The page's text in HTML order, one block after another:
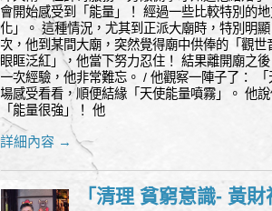
會開始感受到「能量」！ 經過一些比較特別的
化」。 這種情況，尤其到正派大廟時，特別明
次，他到某間大廟，突然覺得廟中供俸的「觀
眼眶泛紅」，他當下努力忍住！ 結果離開廟之
一次經驗，他非常難忘。 / 他觀察一陣子了：
場感受看看，順便結緣「天使能量噴霧」。 他
「能量很強」！ 他
詳細內容 →
「清理 貧窮意識- 黃